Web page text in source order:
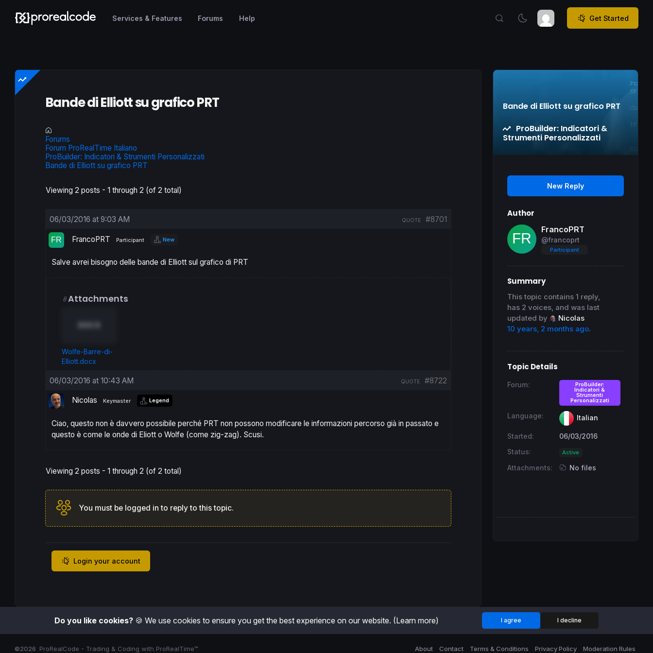
Services & Features Forums Help Get Started
Bande di Elliott su grafico PRT
Forums
Forum ProRealTime Italiano
ProBuilder: Indicatori & Strumenti Personalizzati
Bande di Elliott su grafico PRT
Viewing 2 posts - 1 through 2 (of 2 total)
06/03/2016 at 9:03 AM #8701
QUOTE
FrancoPRT Participant New
Salve avrei bisogno delle bande di Elliott sul grafico di PRT
Attachments
Wolfe-Barre-di-
Elliott.docx
06/03/2016 at 10:43 AM #8722
QUOTE
Nicolas Keymaster Legend
Ciao, questo non è davvero possibile perché PRT non possono modificare le informazioni percorso già in passato e
questo è come le onde di Eliott o Wolfe (come zig-zag). Scusi.
Viewing 2 posts - 1 through 2 (of 2 total)
You must be logged in to reply to this topic.
Login your account
Bande di Elliott su grafico PRT
ProBuilder: Indicatori &
Strumenti Personalizzati
New Reply
Author
FrancoPRT
@francoprt
Participant
Summary
This topic contains 1 reply,
has 2 voices, and was last
updated by
Nicolas
10 years, 2 months ago.
Topic Details
Forum: ProBuilder:
Indicatori &
Strumenti
Personalizzati
Language: Italian
Started:
06/03/2016
Status:
Active
Attachments: No files
Do you like cookies?🍪 We use cookies to ensure you get the best experience on our website. (Learn more) I agree I decline
©2026 ProRealCode - Trading & Coding with ProRealTime™ About Contact Terms & Conditions Privacy Policy Moderation Rules